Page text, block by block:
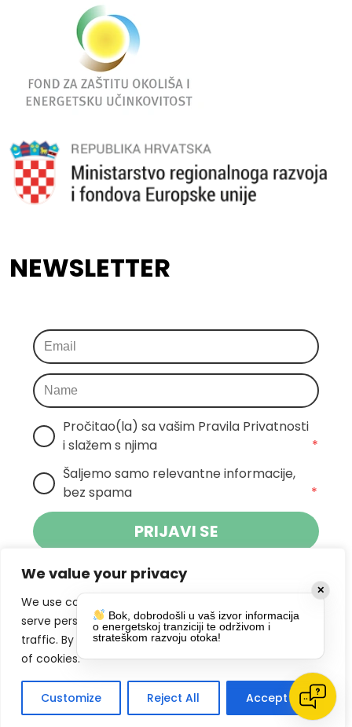
We value your privacy
We use cookies to enhance your browsing experience,
serve personalized ads or content, and analyze our
traffic. By clicking "Accept All", you consent to our use
of cookies.
Customize Reject All Accept All
NEWSLETTER
Pročitao(la) sa vašim Pravila Privatnosti
i slažem s njima
*
Šaljemo samo relevantne informacije,
bez spama
*
PRIJAVI SE
Klikom na gumb dajete suglasnost za
primanje novosti Pokreta Otoka te se
slažete spolitikom privatnosti.
DRUŠTVENE MREŽE
✕
Bok, dobrodošli u vaš izvor informacija
o energetskoj tranziciji te održivom i
strateškom razvoju otoka!